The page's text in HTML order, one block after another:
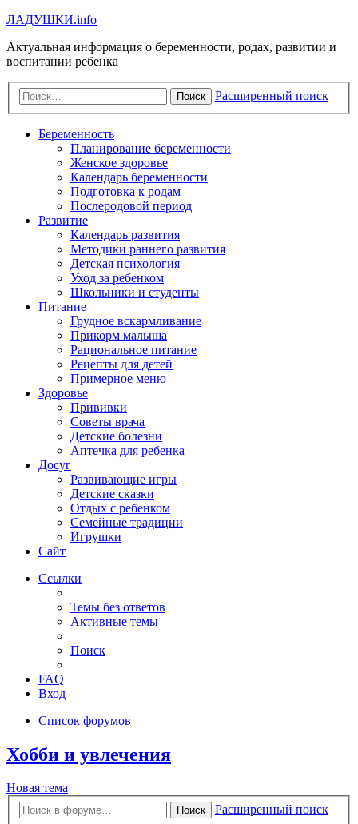
ЛАДУШКИ.info
Актуальная информация о беременности, родах, развитии и
воспитании ребенка
Поиск Расширенный поиск
Беременность
Планирование беременности
Женское здоровье
Календарь беременности
Подготовка к родам
Послеродовой период
Развитие
Календарь развития
Методики раннего развития
Детская психология
Уход за ребенком
Школьники и студенты
Питание
Грудное вскармливание
Прикорм малыша
Рациональное питание
Рецепты для детей
Примерное меню
Здоровье
Прививки
Советы врача
Детские болезни
Аптечка для ребенка
Досуг
Развивающие игры
Детские сказки
Отдых с ребенком
Семейные традиции
Игрушки
Сайт
Ссылки
Темы без ответов
Активные темы
Поиск
FAQ
Вход
Список форумов
Хобби и увлечения
Новая тема
Поиск
Расширенный поиск